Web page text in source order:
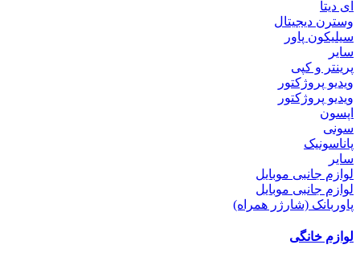
ای دیتا
وسترن دیجیتال
سیلیکون پاور
سایر
پرینتر و کپی
ویدیو پروژکتور
ویدیو پروژکتور
اپسون
سونی
پاناسونیک
سایر
لوازم جانبی موبایل
لوازم جانبی موبایل
پاوربانک (شارژر همراه)
لوازم خانگی